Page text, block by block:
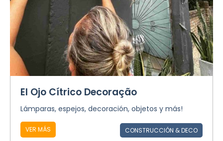
El Ojo Cítrico Decoração
Lámparas, espejos, decoración, objetos y más!
VER MÁS CONSTRUCCIÓN & DECO